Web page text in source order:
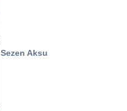
Sezen Aksu